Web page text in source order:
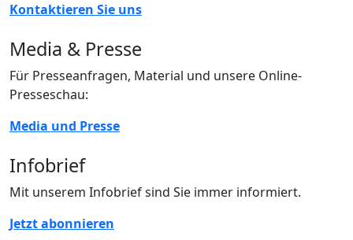
Kontaktieren Sie uns
Media & Presse
Für Presseanfragen, Material und unsere Online-
Presseschau:
Media und Presse
Infobrief
Mit unserem Infobrief sind Sie immer informiert.
Jetzt abonnieren